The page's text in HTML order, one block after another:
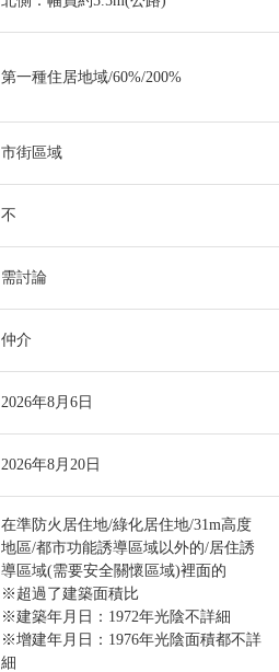
第一種住居地域/60%/200%
市街區域
不
需討論
仲介
2026年8月6日
2026年8月20日
在準防火居住地/綠化居住地/31m高度
地區/都市功能誘導區域以外的/居住誘
導區域(需要安全關懷區域)裡面的
※超過了建築面積比
※建築年月日：1972年光陰不詳細
※增建年月日：1976年光陰面積都不詳
細